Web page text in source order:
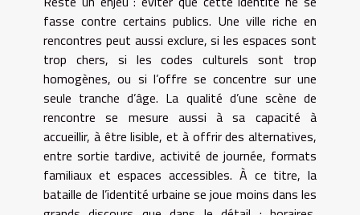
fasse contre certains publics. Une ville riche en
rencontres peut aussi exclure, si les espaces sont
trop chers, si les codes culturels sont trop
homogènes, ou si l’offre se concentre sur une
seule tranche d’âge. La qualité d’une scène de
rencontre se mesure aussi à sa capacité à
accueillir, à être lisible, et à offrir des alternatives,
entre sortie tardive, activité de journée, formats
familiaux et espaces accessibles. À ce titre, la
bataille de l’identité urbaine se joue moins dans les